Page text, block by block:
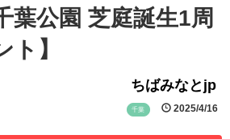
葉公園 芝庭誕生1周
】
ちばみなとjp
千葉 2025/4/16